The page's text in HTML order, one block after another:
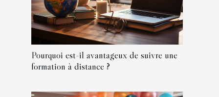
Pourquoi est-il avantageux de suivre une
formation à distance ?